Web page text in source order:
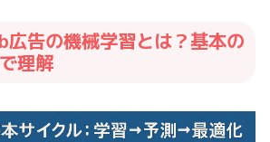
広告の機械学習とは？基本の
理解